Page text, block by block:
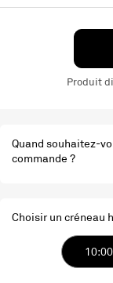
Quand souhaitez-
commande ?
Choisir un créneau
Produit